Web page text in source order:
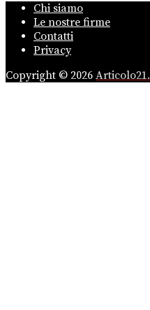
Chi siamo
Le nostre firme
Contatti
Privacy
Copyright © 2026 Articolo21.